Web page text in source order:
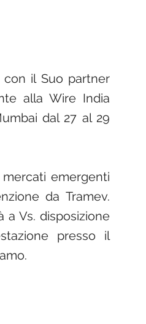
con il Suo partner
alla Wire India
dal 27 al 29
emergenti
da Tramev.
a Vs. disposizione
presso il